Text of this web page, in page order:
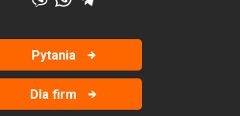
Pytania
Dla firm